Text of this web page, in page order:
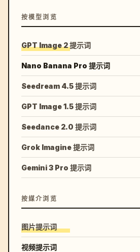
按模型浏览
GPT Image 2 提示词
Nano Banana Pro 提示词
Seedream 4.5 提示词
GPT Image 1.5 提示词
Seedance 2.0 提示词
Grok Imagine 提示词
Gemini 3 Pro 提示词
按媒介浏览
图片提示词
视频提示词